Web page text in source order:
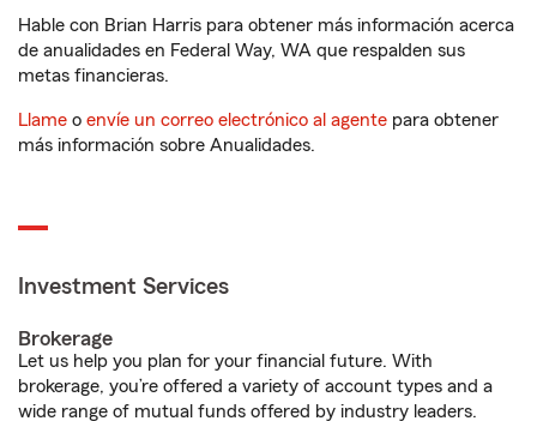
Hable con Brian Harris para obtener más información acerca
de anualidades en Federal Way, WA que respalden sus
metas financieras.
Llame o envíe un correo electrónico al agente para obtener
más información sobre Anualidades.
Investment Services
Brokerage
Let us help you plan for your financial future. With
brokerage, you’re offered a variety of account types and a
wide range of mutual funds offered by industry leaders.